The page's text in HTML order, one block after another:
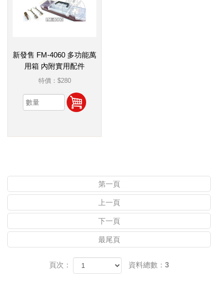
新發售 FM-4060 多功能萬
用箱 內附實用配件
特價： $280
第一頁
上一頁
下一頁
最尾頁
頁次： 資料總數：3